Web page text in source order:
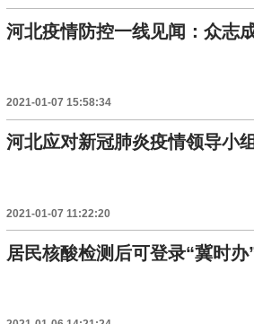
河北疫情防控一线见闻：众志
2021-01-07 15:58:34
河北应对新冠肺炎疫情领导小
2021-01-07 11:22:20
居民核酸检测后可登录“冀时办